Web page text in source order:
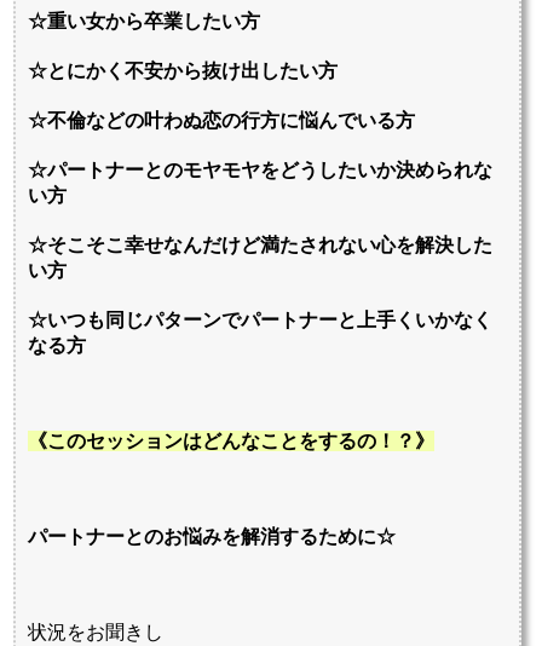
☆重い女から卒業したい方
☆とにかく不安から抜け出したい方
☆不倫などの叶わぬ恋の行方に悩んでいる方
☆パートナーとのモヤモヤをどうしたいか決められな
い方
☆そこそこ幸せなんだけど満たされない心を解決した
い方
☆いつも同じパターンでパートナーと上手くいかなく
なる方
《このセッションはどんなことをするの！？》
パートナーとのお悩みを解消するために☆
状況をお聞きし